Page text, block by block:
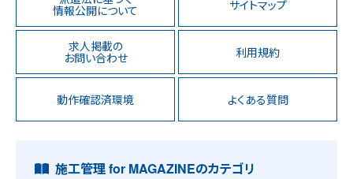
情報公開について サイトマップ
求人掲載の
お問い合わせ 利用規約
動作確認済環境 よくある質問
施工管理 for MAGAZINEのカテゴリ